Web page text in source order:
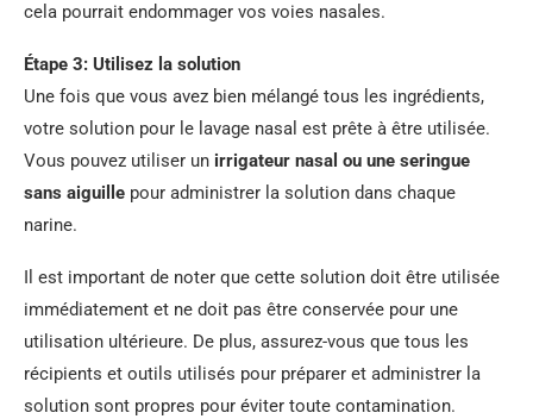
cela pourrait endommager vos voies nasales.
Étape 3: Utilisez la solution
Une fois que vous avez bien mélangé tous les ingrédients,
votre solution pour le lavage nasal est prête à être utilisée.
Vous pouvez utiliser un irrigateur nasal ou une seringue
sans aiguille pour administrer la solution dans chaque
narine.
Il est important de noter que cette solution doit être utilisée
immédiatement et ne doit pas être conservée pour une
utilisation ultérieure. De plus, assurez-vous que tous les
récipients et outils utilisés pour préparer et administrer la
solution sont propres pour éviter toute contamination.